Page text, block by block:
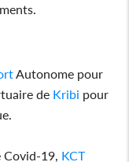
Autonome pour
de Kribi pour
19, KCT